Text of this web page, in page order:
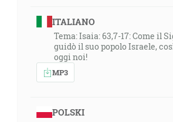
ITALIANO
Tema: Isaia: 63,7-17: Come il
guidò il suo popolo Israele,
oggi noi!
MP3
POLSKI